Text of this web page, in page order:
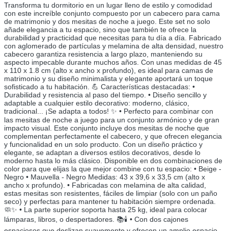
Transforma tu dormitorio en un lugar lleno de estilo y comodidad
con este increíble conjunto compuesto por un cabecero para cama
de matrimonio y dos mesitas de noche a juego. Este set no solo
añade elegancia a tu espacio, sino que también te ofrece la
durabilidad y practicidad que necesitas para tu día a día. Fabricado
con aglomerado de partículas y melamina de alta densidad, nuestro
cabecero garantiza resistencia a largo plazo, manteniendo su
aspecto impecable durante muchos años. Con unas medidas de 45
x 110 x 1.8 cm (alto x ancho x profundo), es ideal para camas de
matrimonio y su diseño minimalista y elegante aportará un toque
sofisticado a tu habitación. 💪 Características destacadas: •
Durabilidad y resistencia al paso del tiempo. • Diseño sencillo y
adaptable a cualquier estilo decorativo: moderno, clásico,
tradicional... ¡Se adapta a todos! ✨ • Perfecto para combinar con
las mesitas de noche a juego para un conjunto armónico y de gran
impacto visual. Este conjunto incluye dos mesitas de noche que
complementan perfectamente el cabecero, y que ofrecen elegancia
y funcionalidad en un solo producto. Con un diseño práctico y
elegante, se adaptan a diversos estilos decorativos, desde lo
moderno hasta lo más clásico. Disponible en dos combinaciones de
color para que elijas la que mejor combine con tu espacio: • Beige -
Negro • Mauvella - Negro Medidas: 43 x 39,6 x 33,5 cm (alto x
ancho x profundo). • Fabricadas con melamina de alta calidad,
estas mesitas son resistentes, fáciles de limpiar (solo con un paño
seco) y perfectas para mantener tu habitación siempre ordenada.
🧼✨ • La parte superior soporta hasta 25 kg, ideal para colocar
lámparas, libros, o despertadores. 📚🕯️ • Con dos cajones